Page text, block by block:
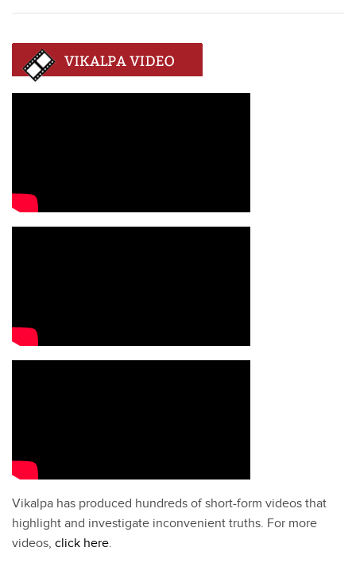
Vikalpa has produced hundreds of short-form videos that
highlight and investigate inconvenient truths. For more
videos, click here.